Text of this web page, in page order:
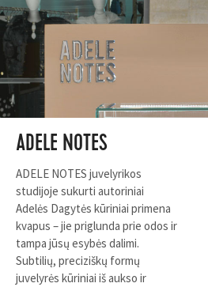
ADELE NOTES
ADELE NOTES juvelyrikos
studijoje sukurti autoriniai
Adelės Dagytės kūriniai primena
kvapus – jie priglunda prie odos ir
tampa jūsų esybės dalimi.
Subtilių, preciziškų formų
juvelyrės kūriniai iš aukso ir